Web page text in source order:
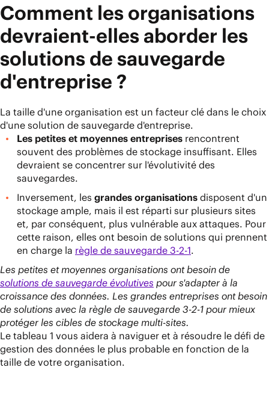
Comment les organisations
devraient-elles aborder les
solutions de sauvegarde
d'entreprise ?
La taille d'une organisation est un facteur clé dans le choix
d'une solution de sauvegarde d'entreprise.
Les petites et moyennes entreprises rencontrent
souvent des problèmes de stockage insuffisant. Elles
devraient se concentrer sur l'évolutivité des
sauvegardes.
Inversement, les grandes organisations disposent d'un
stockage ample, mais il est réparti sur plusieurs sites
et, par conséquent, plus vulnérable aux attaques. Pour
cette raison, elles ont besoin de solutions qui prennent
en charge la règle de sauvegarde 3-2-1.
Les petites et moyennes organisations ont besoin de
solutions de sauvegarde évolutives pour s'adapter à la
croissance des données. Les grandes entreprises ont besoin
de solutions avec la règle de sauvegarde 3-2-1 pour mieux
protéger les cibles de stockage multi-sites.
Le tableau 1 vous aidera à naviguer et à résoudre le défi de
gestion des données le plus probable en fonction de la
taille de votre organisation.